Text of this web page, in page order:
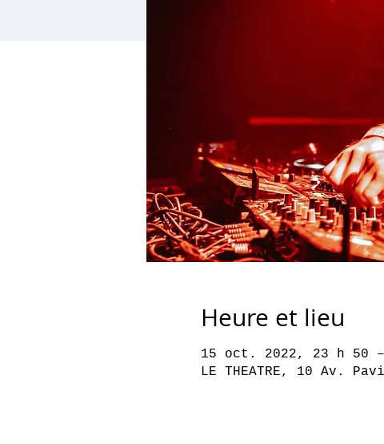
Heure et lieu
15 oct. 2022, 23 h 50
LE THEATRE, 10 Av.